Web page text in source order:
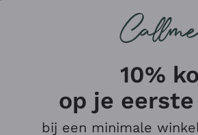
10%
op je
bij een minimale